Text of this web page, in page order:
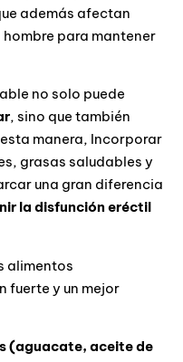
además afectan
para mantener
no solo puede
, sino que también
manera, Incorporar
grasas saludables y
una gran diferencia
la disfunción eréctil
alimentos
fuerte y un mejor
(aguacate, aceite de